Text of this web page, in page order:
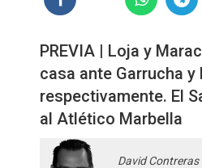
PREVIA | Loja y
casa ante Garrucha y
respectivamente. El
al Atlético Marbella
David